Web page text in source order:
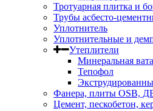
Тротуарная плитка и
Трубы асбесто-
Уплотнитель
Уплотнительные и
Утеплители
Минеральная вата
Тепофол
Фанера, плиты OSB,
Цемент, пескобетон,